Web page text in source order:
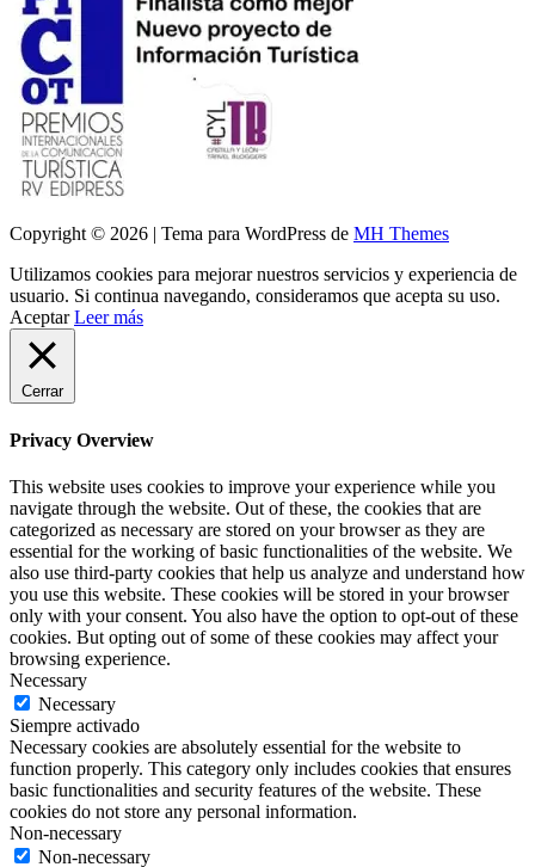
Copyright © 2026 | Tema para WordPress de MH Themes
Utilizamos cookies para mejorar nuestros servicios y experiencia de
usuario. Si continua navegando, consideramos que acepta su uso.
Aceptar Leer más
Cerrar
Privacy Overview
This website uses cookies to improve your experience while you
navigate through the website. Out of these, the cookies that are
categorized as necessary are stored on your browser as they are
essential for the working of basic functionalities of the website. We
also use third-party cookies that help us analyze and understand how
you use this website. These cookies will be stored in your browser
only with your consent. You also have the option to opt-out of these
cookies. But opting out of some of these cookies may affect your
browsing experience.
Necessary
Necessary
Siempre activado
Necessary cookies are absolutely essential for the website to
function properly. This category only includes cookies that ensures
basic functionalities and security features of the website. These
cookies do not store any personal information.
Non-necessary
Non-necessary